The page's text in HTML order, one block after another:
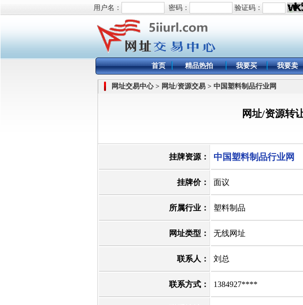
用户名： 密码： 验证码：
首页 精品热拍 我要买 我要卖
网址交易中心 > 网址/资源交易 > 中国塑料制品行业网
网址/资源转
挂牌资源： 中国塑料制品行业网
挂牌价： 面议
所属行业： 塑料制品
网址类型： 无线网址
联系人： 刘总
联系方式： 1384927****